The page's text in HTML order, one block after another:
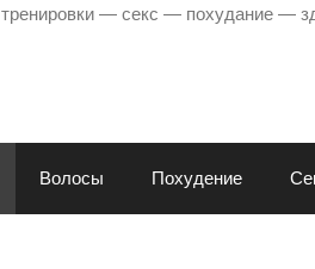
тренировки — секс — похудание —
Волосы Похудение